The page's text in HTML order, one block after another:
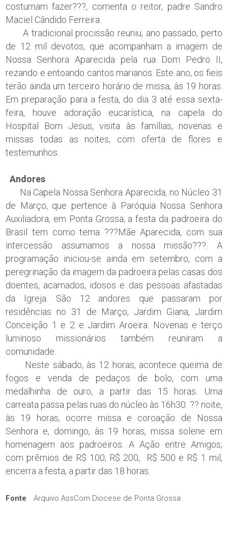
costumam fazer???, comenta o reitor, padre Sandro
Maciel Cândido Ferreira.
A tradicional procissão reuniu, ano passado, perto
de 12 mil devotos, que acompanham a imagem de
Nossa Senhora Aparecida pela rua Dom Pedro II,
rezando e entoando cantos marianos. Este ano, os fieis
terão ainda um terceiro horário de missa, às 19 horas.
Em preparação para a festa, do dia 3 até essa sexta-
feira, houve adoração eucarística, na capela do
Hospital Bom Jesus, visita às famílias, novenas e
missas todas as noites, com oferta de flores e
testemunhos.
Andores
Na Capela Nossa Senhora Aparecida, no Núcleo 31
de Março, que pertence à Paróquia Nossa Senhora
Auxiliadora, em Ponta Grossa, a festa da padroeira do
Brasil tem como tema ???Mãe Aparecida, com sua
intercessão assumamos a nossa missão???. A
programação iniciou-se ainda em setembro, com a
peregrinação da imagem da padroeira pelas casas dos
doentes, acamados, idosos e das pessoas afastadas
da Igreja. São 12 andores que passaram por
residências no 31 de Março, Jardim Giana, Jardim
Conceição 1 e 2 e Jardim Aroeira. Novenas e terço
luminoso missionários também reuniram a
comunidade.
Neste sábado, às 12 horas, acontece queima de
fogos e venda de pedaços de bolo, com uma
medalhinha de ouro, a partir das 15 horas. Uma
carreata passa pelas ruas do núcleo às 16h30. ?? noite,
às 19 horas, ocorre missa e coroação de Nossa
Senhora e, domingo, às 19 horas, missa solene em
homenagem aos padroeiros. A Ação entre Amigos,
com prêmios de R$ 100, R$ 200, R$ 500 e R$ 1 mil,
encerra a festa, a partir das 18 horas.
Fonte Arquivo AssCom Diocese de Ponta Grossa